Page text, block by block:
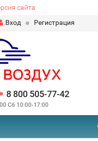
сайта
Вход Регистрация
8 800 505-77-42
Сб 10:00-17:00